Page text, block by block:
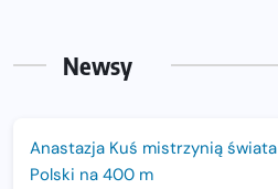
Newsy
Anastazja Kuś mistrzynią
Polski na 400 m